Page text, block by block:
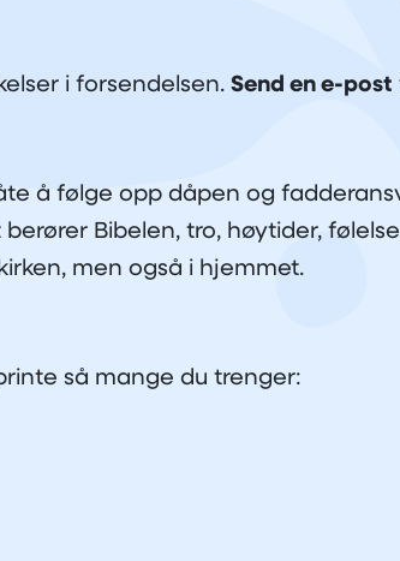
i forsendelsen. Send en e-post
å følge opp dåpen og
Bibelen, tro, høytider,
men også i hjemmet.
så mange du trenger: